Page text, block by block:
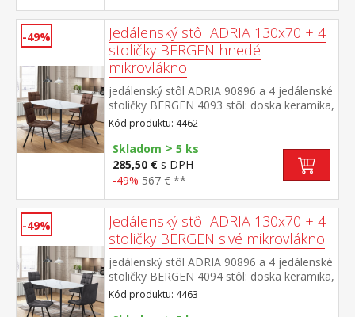
stola (š/h/v) 130 × 70 × 75 cm rozmer
stoličky (š/h/v) 45 × 53 × 88 cm
-49%
Jedálenský stôl ADRIA 130x70 + 4
stoličky BERGEN hnedé
mikrovlákno
jedálenský stôl ADRIA 90896 a 4 jedálenské
stoličky BERGEN 4093 stôl: doska keramika,
farebné prevedenie imitácia
mramoru kovová konštrukcia, farebné
prevedenie čierna stolička: poťah brúsená
koža – imitácia mikrovlákno, farebné
prevedenie hnedá kovová konštrukcia,
stoličky 51 cm rozmer stola (š/h/v) 130 × 70
× 75 cm rozmer stoličky (š/h/v) 45 × 53 × 88
cm
Kód produktu: 4462
Skladom > 5 ks
285,50 € s DPH
-49% 567 € **
-49%
Jedálenský stôl ADRIA 130x70 + 4
stoličky BERGEN sivé mikrovlákno
jedálenský stôl ADRIA 90896 a 4 jedálenské
stoličky BERGEN 4094 stôl: doska keramika,
farebné prevedenie imitácia
mramoru kovová konštrukcia, farebné
Kód produktu: 4463